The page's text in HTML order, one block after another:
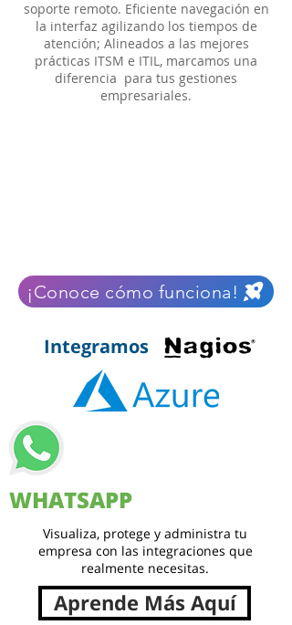
soporte remoto. Eficiente navegación en
la interfaz agilizando los tiempos de
atención; Alineados a las mejores
prácticas ITSM e ITIL, marcamos una
diferencia para tus gestiones
empresariales.
¡Conoce cómo funciona!
Integramos
WHATSAPP
Visualiza, protege y administra tu
empresa con las integraciones que
realmente necesitas.
Aprende Más Aquí